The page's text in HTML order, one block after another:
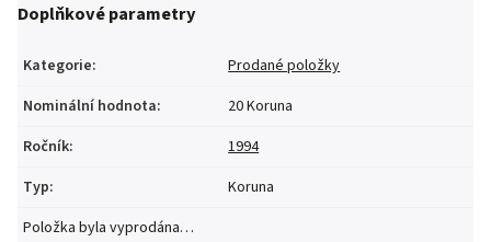
Doplňkové parametry
Kategorie:
Prodané položky
Nominální hodnota:
20 Koruna
Ročník:
1994
Typ:
Koruna
Položka byla vyprodána…